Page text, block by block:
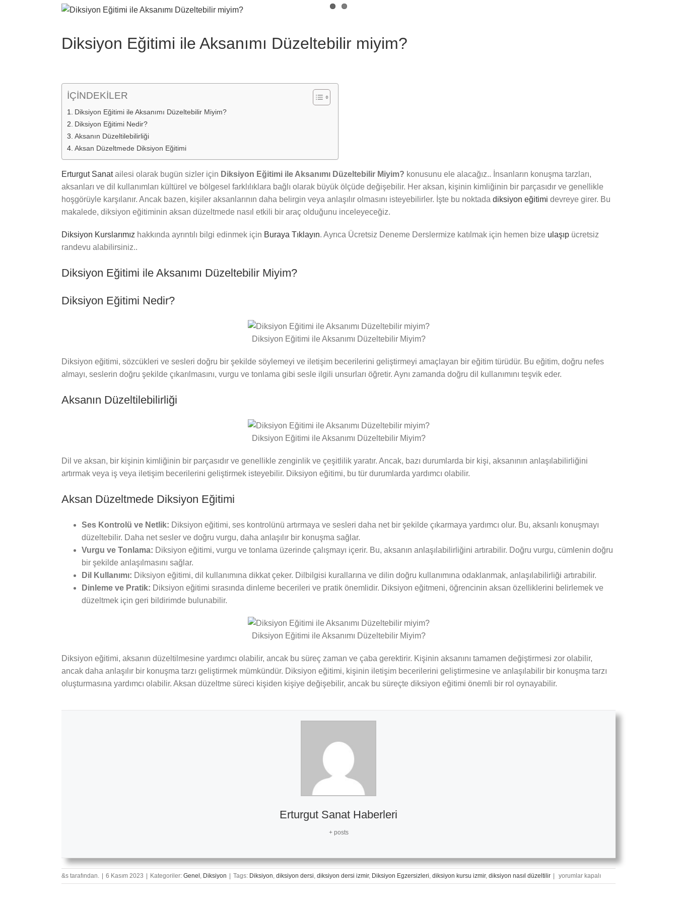
View
Diksiyon Eğitimi ile Aksanımı Düzeltebilir miyim?
İÇİNDEKİLER
Diksiyon Eğitimi ile Aksanımı Düzeltebilir Miyim?
Diksiyon Eğitimi Nedir?
Aksanın Düzeltilebilirliği
Aksan Düzeltmede Diksiyon Eğitimi
Erturgut Sanatailesi olarak bugün sizler için Diksiyon Eğitimi ile Aksanımı Düzeltebilir Miyim? konusunu ele alacağız.. İnsanların konuşma tarzları,
aksanları ve dil kullanımları kültürel ve bölgesel farklılıklara bağlı olarak büyük ölçüde değişebilir. Her aksan, kişinin kimliğinin bir parçasıdır ve genellikle
hoşgörüyle karşılanır. Ancak bazen, kişiler aksanlarının daha belirgin veya anlaşılır olmasını isteyebilirler. İşte bu noktada diksiyon eğitimi devreye girer. Bu
makalede, diksiyon eğitiminin aksan düzeltmede nasıl etkili bir araç olduğunu inceleyeceğiz.
Diksiyon Kurslarımız hakkında ayrıntılı bilgi edinmek için Buraya Tıklayın. Ayrıca Ücretsiz Deneme Derslermize katılmak için hemen bize ulaşıpücretsiz
randevu alabilirsiniz..
Diksiyon Eğitimi ile Aksanımı Düzeltebilir Miyim?
Diksiyon Eğitimi Nedir?
Diksiyon Eğitimi ile Aksanımı Düzeltebilir Miyim?
Diksiyon eğitimi, sözcükleri ve sesleri doğru bir şekilde söylemeyi ve iletişim becerilerini geliştirmeyi amaçlayan bir eğitim türüdür. Bu eğitim, doğru nefes
almayı, seslerin doğru şekilde çıkarılmasını, vurgu ve tonlama gibi sesle ilgili unsurları öğretir. Aynı zamanda doğru dil kullanımını teşvik eder.
Aksanın Düzeltilebilirliği
Diksiyon Eğitimi ile Aksanımı Düzeltebilir Miyim?
Dil ve aksan, bir kişinin kimliğinin bir parçasıdır ve genellikle zenginlik ve çeşitlilik yaratır. Ancak, bazı durumlarda bir kişi, aksanının anlaşılabilirliğini
artırmak veya iş veya iletişim becerilerini geliştirmek isteyebilir. Diksiyon eğitimi, bu tür durumlarda yardımcı olabilir.
Aksan Düzeltmede Diksiyon Eğitimi
Ses Kontrolü ve Netlik: Diksiyon eğitimi, ses kontrolünü artırmaya ve sesleri daha net bir şekilde çıkarmaya yardımcı olur. Bu, aksanlı konuşmayı
düzeltebilir. Daha net sesler ve doğru vurgu, daha anlaşılır bir konuşma sağlar.
Vurgu ve Tonlama: Diksiyon eğitimi, vurgu ve tonlama üzerinde çalışmayı içerir. Bu, aksanın anlaşılabilirliğini artırabilir. Doğru vurgu, cümlenin doğru
bir şekilde anlaşılmasını sağlar.
Dil Kullanımı: Diksiyon eğitimi, dil kullanımına dikkat çeker. Dilbilgisi kurallarına ve dilin doğru kullanımına odaklanmak, anlaşılabilirliği artırabilir.
Dinleme ve Pratik: Diksiyon eğitimi sırasında dinleme becerileri ve pratik önemlidir. Diksiyon eğitmeni, öğrencinin aksan özelliklerini belirlemek ve
düzeltmek için geri bildirimde bulunabilir.
Diksiyon Eğitimi ile Aksanımı Düzeltebilir Miyim?
Diksiyon eğitimi, aksanın düzeltilmesine yardımcı olabilir, ancak bu süreç zaman ve çaba gerektirir. Kişinin aksanını tamamen değiştirmesi zor olabilir,
ancak daha anlaşılır bir konuşma tarzı geliştirmek mümkündür. Diksiyon eğitimi, kişinin iletişim becerilerini geliştirmesine ve anlaşılabilir bir konuşma tarzı
oluşturmasına yardımcı olabilir. Aksan düzeltme süreci kişiden kişiye değişebilir, ancak bu süreçte diksiyon eğitimi önemli bir rol oynayabilir.
Erturgut Sanat Haberleri
+ posts
&s tarafından. 6 Kasım 2023 Kategoriler: Genel , Diksiyon Tags: Diksiyon, diksiyon dersi, diksiyon dersi izmir, Diksiyon Egzersizleri, diksiyon kursu izmir, diksiyon nasıl düzeltilir
Diksiyon
Eğitimi
yorumlar kapalı